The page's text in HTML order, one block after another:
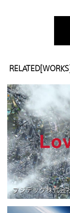
RELATED[WORKS]
フジテック株式会